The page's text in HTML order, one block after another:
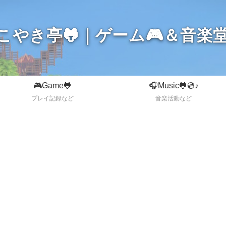
やき亭🐸｜ゲーム🎮＆音楽
🎮Game🐸
プレイ記録など
🎧Music🐸💿♪
音楽活動など